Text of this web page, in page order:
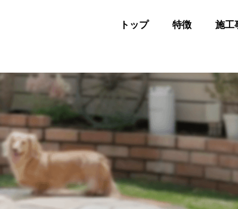
トップ 特徴 施工